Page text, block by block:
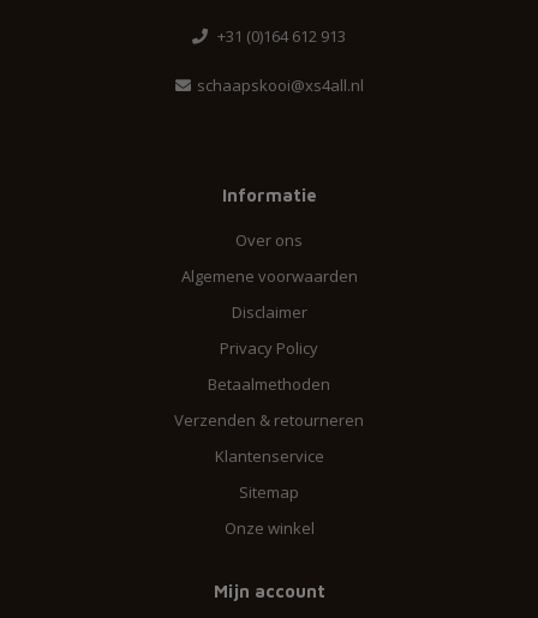
+31 (0)164 612 913
schaapskooi@xs4all.nl
Informatie
Over ons
Algemene voorwaarden
Disclaimer
Privacy Policy
Betaalmethoden
Verzenden & retourneren
Klantenservice
Sitemap
Onze winkel
Mijn account